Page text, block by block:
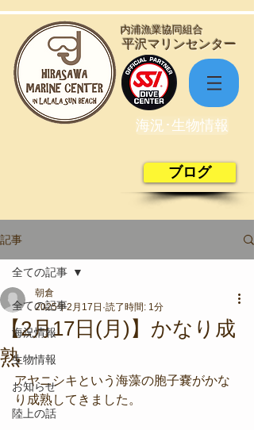
​平沢マリンセンター
​内浦漁業協同組合
海況･生物情報
ブログ
記事
全ての記事
海況情報
生物情報
お知らせ
陸上の話
全ての記事
【2月17日(月)】かなり成
熟
朝倉
2025年2月17日 読了時間: 1分
アヤニシキという海藻の胞子嚢がかな
り成熟してきました。